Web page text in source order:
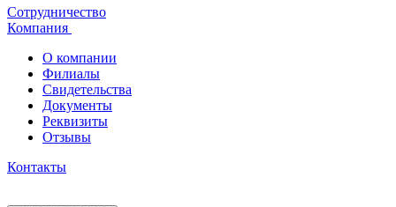
Сотрудничество
Компания
О компании
Филиалы
Свидетельства
Документы
Реквизиты
Отзывы
Контакты